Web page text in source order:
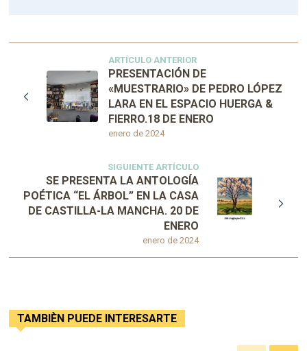
ARTÍCULO ANTERIOR
enero de 2024
PRESENTACIÓN DE
«MUESTRARIO» DE PEDRO LÓPEZ
LARA EN EL ESPACIO HUERGA &
FIERRO.18 DE ENERO
SIGUIENTE ARTÍCULO
enero de 2024
SE PRESENTA LA ANTOLOGÍA
POÉTICA “EL ÁRBOL” EN LA CASA
DE CASTILLA-LA MANCHA. 20 DE
ENERO
TAMBIÈN PUEDE INTERESARTE